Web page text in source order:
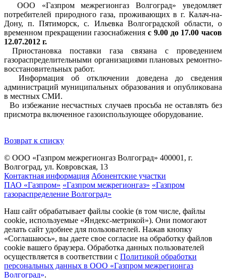
ООО «Газпром межрегионгаз Волгоград» уведомляет
потребителей природного газа, проживающих в г. Калач-на-
Дону, п. Пятиморск, с. Ильевка Волгоградской области, о
временном прекращении газоснабженияс 9.00 до 17.00 часов
12.07.2012 г.
Приостановка поставки газа связана с проведением
газораспределительными организациями плановых ремонтно-
восстановительных работ.
Информация об отключении доведена до сведения
администраций муниципальных образования и опубликована
в местных СМИ.
Во избежание несчастных случаев просьба не оставлять без
присмотра включенное газоиспользующее оборудование.
Возврат к списку
© ООО «Газпром межрегионгаз Волгоград» 400001, г.
Волгоград, ул. Ковровская, 13
Контактная информация Абонентские участки
ПАО «Газпром» «Газпром межрегионгаз» «Газпром
газораспределение Волгоград»
Наш сайт обрабатывает файлы cookie (в том числе, файлы
cookie, используемые «Яндекс-метрикой»). Они помогают
делать сайт удобнее для пользователей. Нажав кнопку
«Соглашаюсь», вы даете свое согласие на обработку файлов
cookie вашего браузера. Обработка данных пользователей
осуществляется в соответствии с Политикой обработки
персональных данных в ООО «Газпром межрегионгаз
Волгоград».